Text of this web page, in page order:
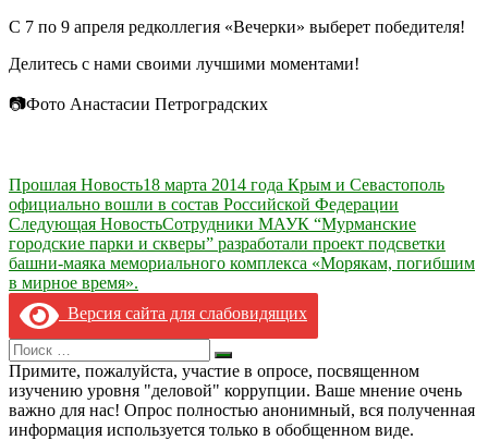
С 7 по 9 апреля редколлегия «Вечерки» выберет победителя!
Делитесь с нами своими лучшими моментами!
📷Фото Анастасии Петроградских
Навигация
по
записям
Прошлая Новость18 марта 2014 года Крым и Севастополь
официально вошли в состав Российской Федерации
Следующая НовостьСотрудники МАУК “Мурманские
городские парки и скверы” разработали проект подсветки
башни-маяка мемориального комплекса «Морякам, погибшим
в мирное время».
Версия сайта для слабовидящих
Search
for:
Искать
Примите, пожалуйста, участие в опросе, посвященном
изучению уровня "деловой" коррупции. Ваше мнение очень
важно для нас! Опрос полностью анонимный, вся полученная
информация используется только в обобщенном виде.